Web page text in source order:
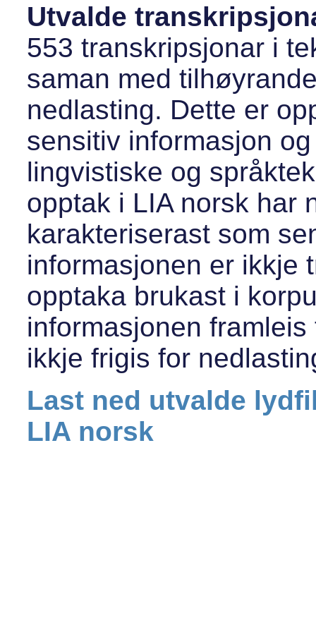
Utvalde
553 transkripsjonar i
saman med
nedlasting. Dette er
sensitiv informasjon
lingvistiske og
opptak i LIA norsk har
karakteriserast som
informasjonen er ikkje
opptaka brukast i
informasjonen
ikkje frigis for
Last ned utvalde
LIA norsk